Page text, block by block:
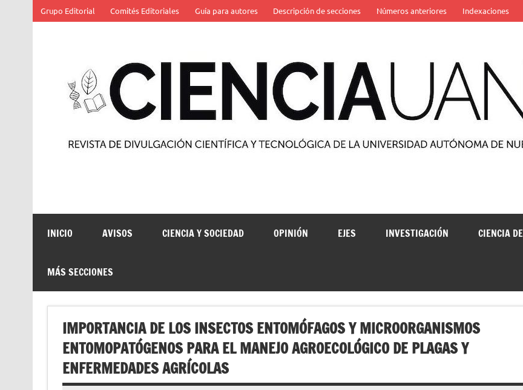
contenido
Grupo Editorial Comités Editoriales Guía para autores Descripción de secciones Números anteriores Indexaciones
INICIO AVISOS CIENCIA Y SOCIEDAD OPINIÓN EJES INVESTIGACIÓN CIENCIA
MÁS SECCIONES
IMPORTANCIA DE LOS INSECTOS ENTOMÓFAGOS Y MICROORGANISMOS
ENTOMOPATÓGENOS PARA EL MANEJO AGROECOLÓGICO DE PLAGAS Y
ENFERMEDADES AGRÍCOLAS